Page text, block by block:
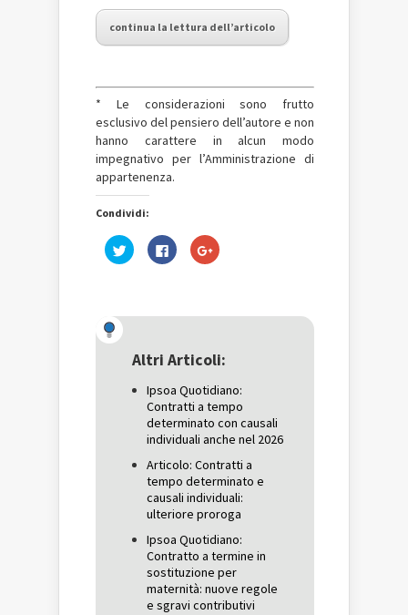
continua la lettura dell’articolo
* Le considerazioni sono frutto
esclusivo del pensiero dell’autore e non
hanno carattere in alcun modo
impegnativo per l’Amministrazione di
appartenenza.
Condividi:
Fai
clic
una
nuova
Fai
clic
nuova
finestra)
Fai
clic
una
nuova
Altri Articoli:
Ipsoa Quotidiano:
Contratti a tempo
determinato con causali
individuali anche nel 2026
Articolo: Contratti a
tempo determinato e
causali individuali:
ulteriore proroga
Ipsoa Quotidiano:
Contratto a termine in
sostituzione per
maternità: nuove regole
e sgravi contributivi